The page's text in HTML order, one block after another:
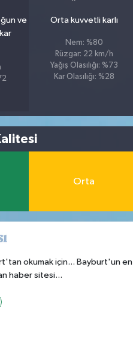
ve
Orta kuvvetli karlı
Nem: %80
Rüzgar: 22 km/h
Yağış Olasılığı: %73
Kar Olasılığı: %28
Orta
okumak için... Bayburt'un en
haber sitesi...